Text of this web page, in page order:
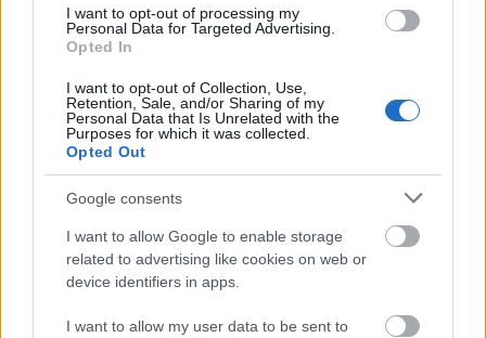
I want to opt-out of processing my
Personal Data for Targeted Advertising.
Opted In
I want to opt-out of Collection, Use,
Retention, Sale, and/or Sharing of my
Personal Data that Is Unrelated with the
Purposes for which it was collected.
Opted Out
Google consents
I want to allow Google to enable storage
related to advertising like cookies on web or
device identifiers in apps.
I want to allow my user data to be sent to
cégek átvilágításáról szóló jelentést kérték) az
erzsébetvárosi önkormányzathoz. Azonban az